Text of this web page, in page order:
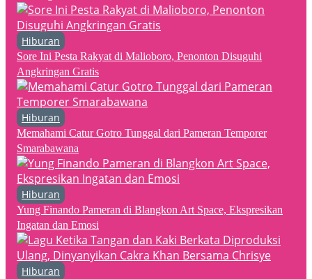
Hiburan
Sore Ini Pesta Rakyat di Malioboro, Penonton Disuguhi
Angkringan Gratis
Hiburan
Memahami Catur Gotro Tunggal dari Pameran Temporer
Smarabawana
Hiburan
Yung Finando Pameran di Blangkon Art Space, Ekspresikan
Ingatan dan Emosi
Hiburan